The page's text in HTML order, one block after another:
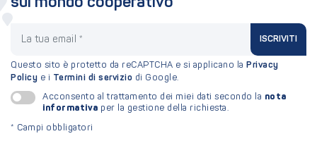
ISCRIVITI
Questo sito è protetto da reCAPTCHA e si applicano la Privacy
Policy e i Termini di servizio di Google.
Acconsento al trattamento dei miei dati secondo la nota
informativa per la gestione della richiesta.
* Campi obbligatori